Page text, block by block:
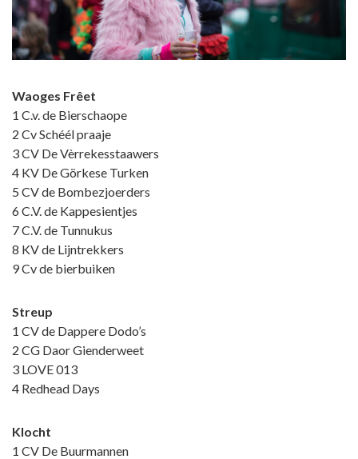
Waoges Frêet
1 C.v. de Bierschaope
2 Cv Schéél praaje
3 CV De Vèrrekesstaawers
4 KV De Görkese Turken
5 CV de Bombezjoerders
6 C.V. de Kappesientjes
7 C.V. de Tunnukus
8 KV de Lijntrekkers
9 Cv de bierbuiken
Streup
1 CV de Dappere Dodo’s
2 CG Daor Gienderweet
3 LOVE 013
4 Redhead Days
Klocht
1 CV De Buurmannen